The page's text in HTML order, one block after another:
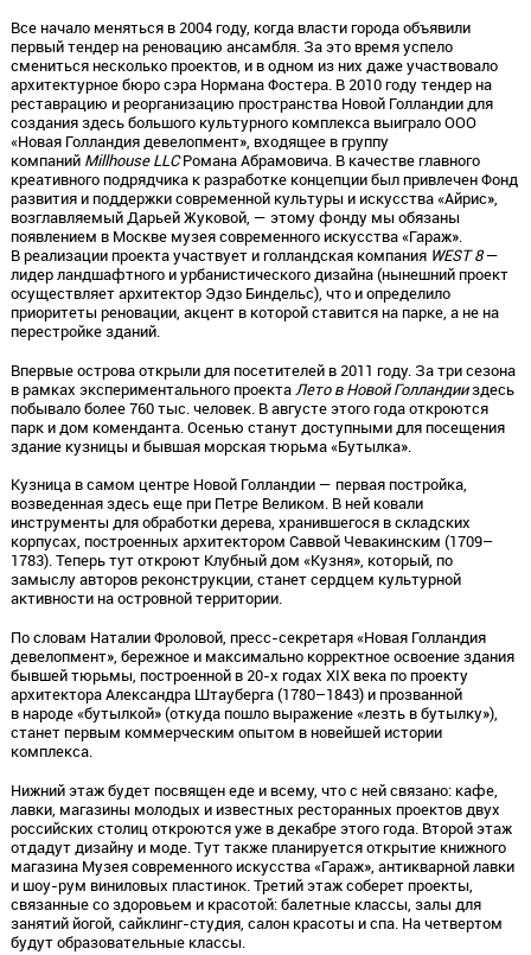
Все начало меняться в 2004 году, когда власти города объявили
первый тендер на реновацию ансамбля. За это время успело
смениться несколько проектов, и в одном из них даже участвовало
архитектурное бюро сэра Нормана Фостера. В 2010 году тендер на
реставрацию и реорганизацию пространства Новой Голландии для
создания здесь большого культурного комплекса выиграло ООО
«Новая Голландия девелопмент», входящее в группу
компанийMillhouse LLCРомана Абрамовича. В качестве главного
креативного подрядчика к разработке концепции был привлечен Фонд
развития и поддержки современной культуры и искусства «Айрис»,
возглавляемый Дарьей Жуковой, — этому фонду мы обязаны
появлением в Москве музея современного искусства «Гараж».
В реализации проекта участвует и голландская компания WEST 8—
лидер ландшафтного и урбанистического дизайна (нынешний проект
осуществляет архитектор Эдзо Биндельс), что и определило
приоритеты реновации, акцент в которой ставится на парке, а не на
перестройке зданий.
Впервые острова открыли для посетителей в 2011 году. За три сезона
в рамках экспериментального проекта Лето в Новой Голландииздесь
побывало более 760 тыс. человек. В августе этого года откроются
парк и дом коменданта. Осенью станут доступными для посещения
здание кузницы и бывшая морская тюрьма «Бутылка».
Кузница в самом центре Новой Голландии — первая постройка,
возведенная здесь еще при Петре Великом. В ней ковали
инструменты для обработки дерева, хранившегося в складских
корпусах, построенных архитектором Саввой Чевакинским (1709–
1783). Теперь тут откроют Клубный дом «Кузня», который, по
замыслу авторов реконструкции, станет сердцем культурной
активности на островной территории.
По словам Наталии Фроловой, пресс-секретаря «Новая Голландия
девелопмент», бережное и максимально корректное освоение здания
бывшей тюрьмы, построенной в 20-х годах ХIХ века по проекту
архитектора Александра Штауберга (1780–1843) и прозванной
в народе «бутылкой» (откуда пошло выражение «лезть в бутылку»),
станет первым коммерческим опытом в новейшей истории
комплекса.
Нижний этаж будет посвящен еде и всему, что с ней связано: кафе,
лавки, магазины молодых и известных ресторанных проектов двух
российских столиц откроются уже в декабре этого года. Второй этаж
отдадут дизайну и моде. Тут также планируется открытие книжного
магазина Музея современного искусства «Гараж», антикварной лавки
и шоу-рум виниловых пластинок. Третий этаж соберет проекты,
связанные со здоровьем и красотой: балетные классы, залы для
занятий йогой, сайклинг-студия, салон красоты и спа. На четвертом
будут образовательные классы.